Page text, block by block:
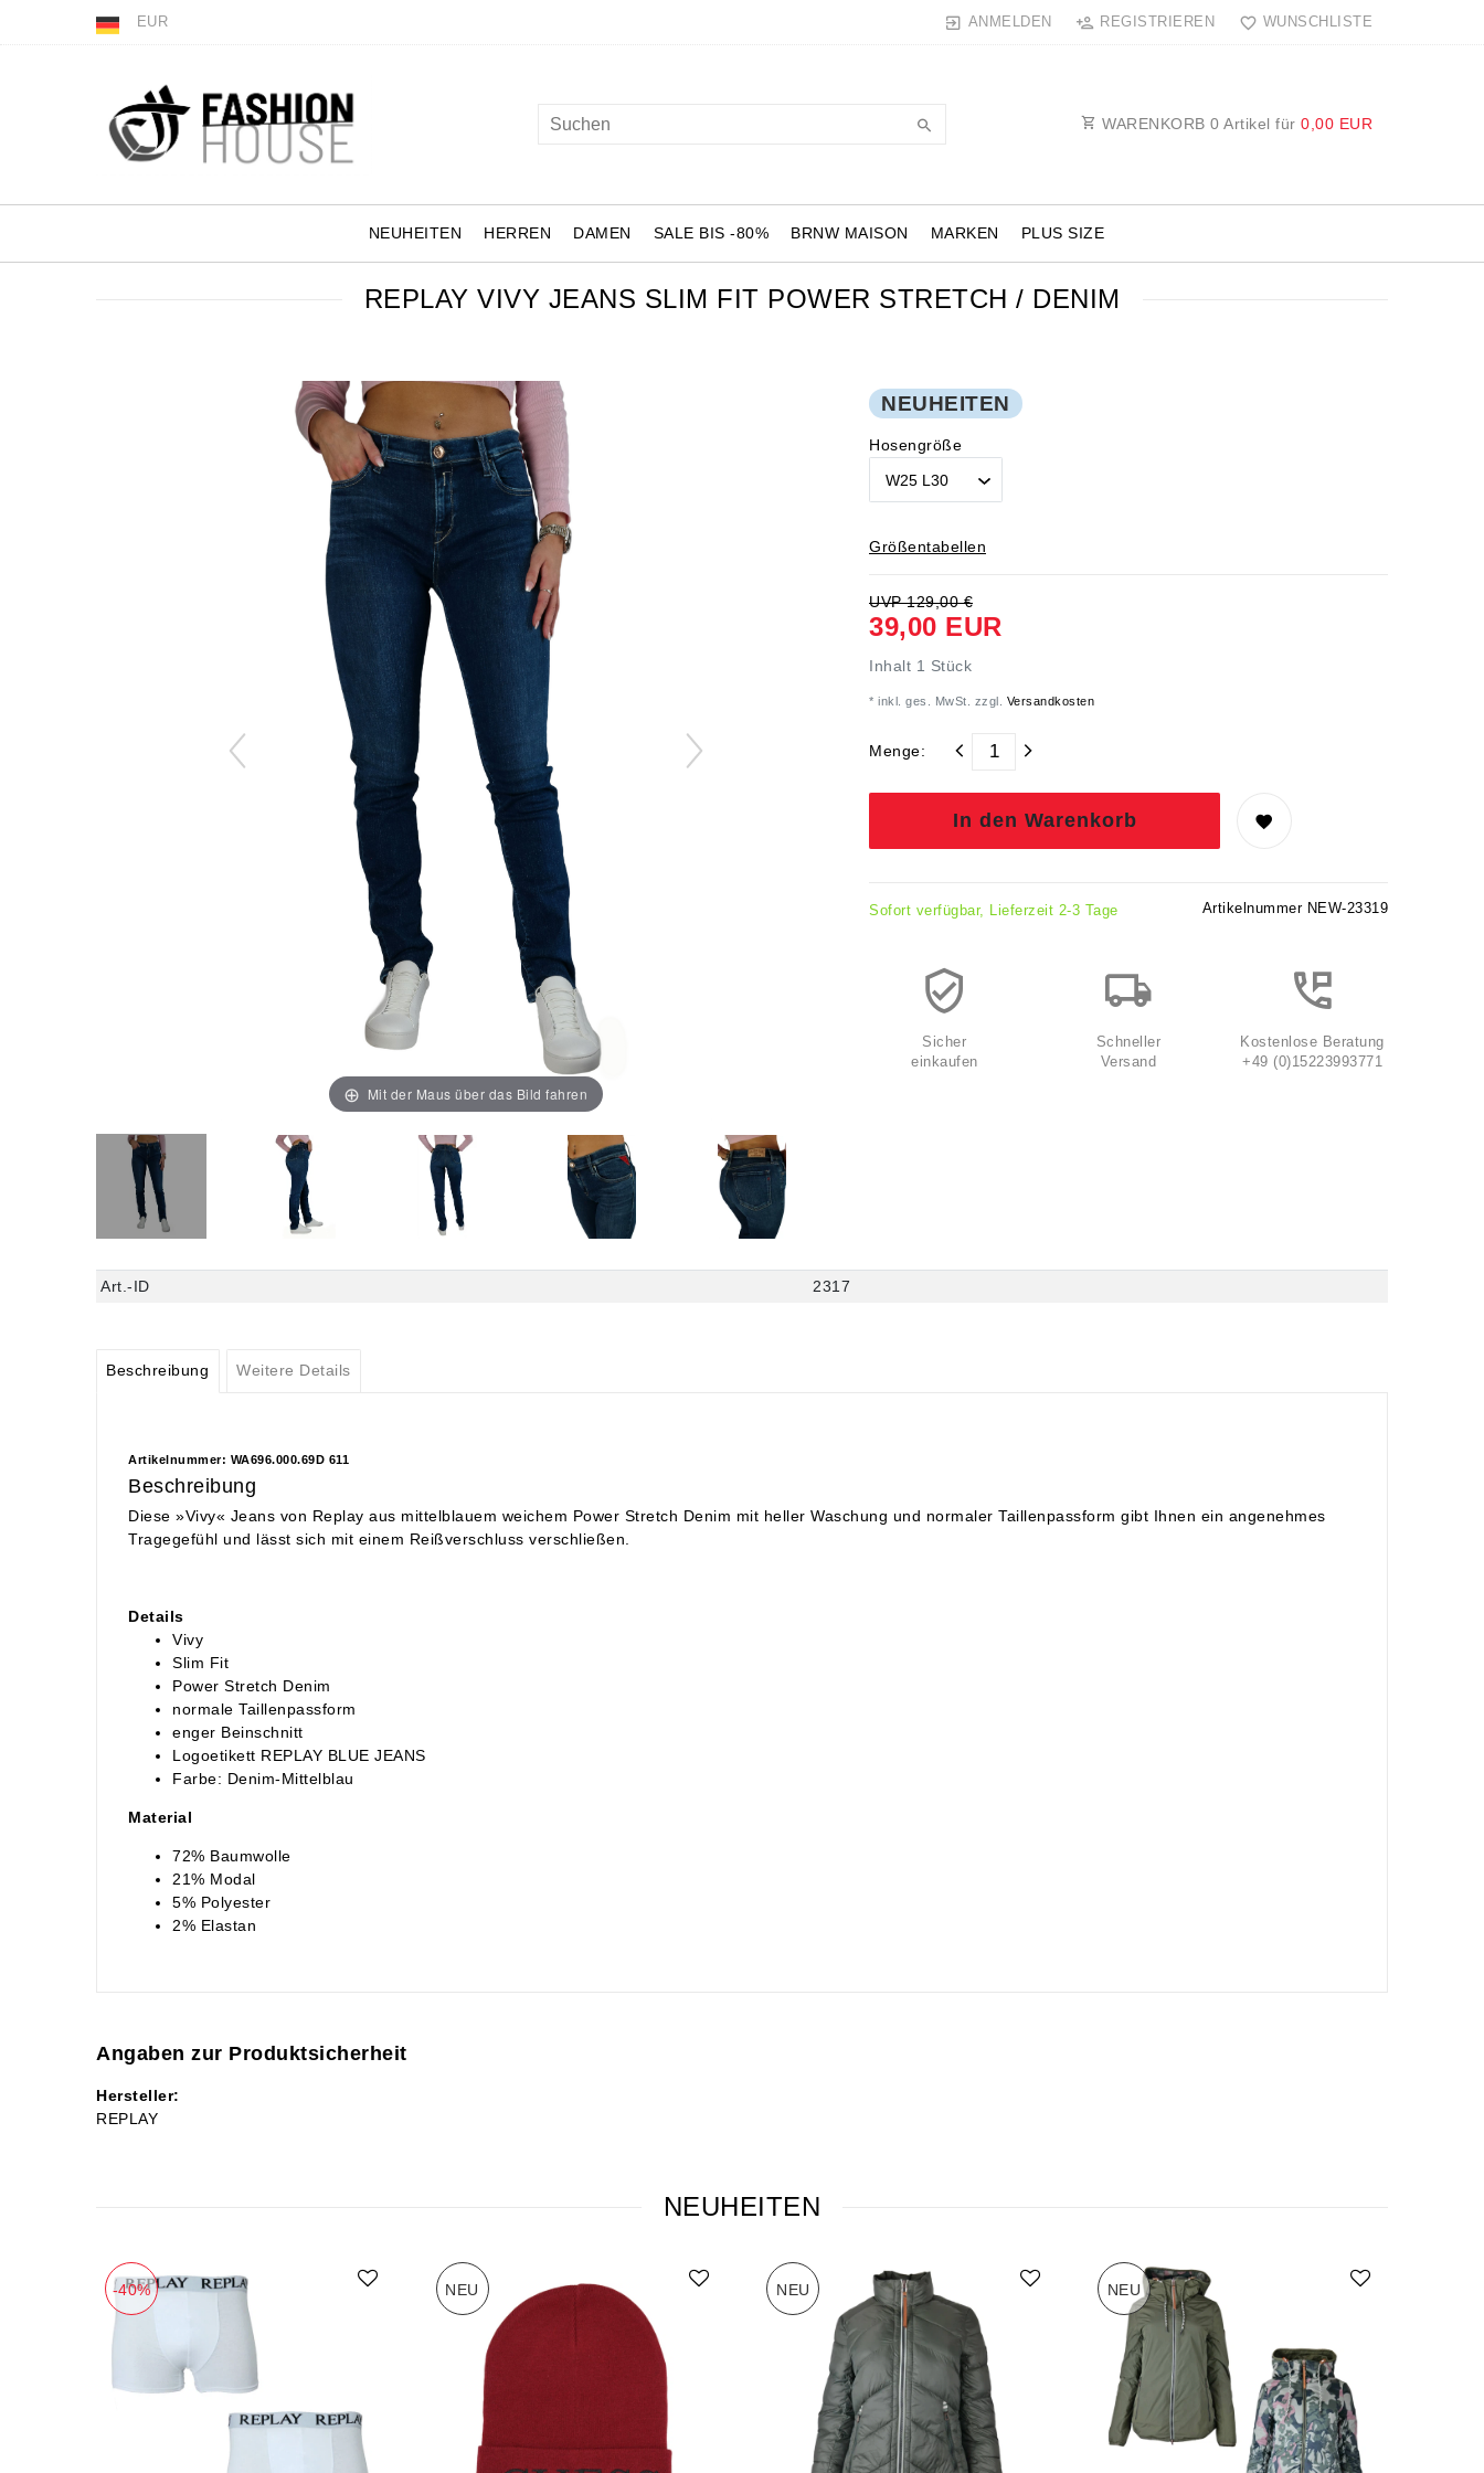
EUR ANMELDEN REGISTRIEREN WUNSCHLISTE
WARENKORB 0 Artikel für 0,00 EUR
NEUHEITEN HERREN DAMEN SALE BIS -80% BRNW MAISON MARKEN PLUS SIZE
REPLAY VIVY JEANS SLIM FIT POWER STRETCH / DENIM
Mit der Maus über das Bild fahren
NEUHEITEN
Hosengröße
Größentabellen
UVP 129,00 €
39,00 EUR
Inhalt 1 Stück
* inkl. ges. MwSt. zzgl. Versandkosten
Menge:
In den Warenkorb
Sofort verfügbar, Lieferzeit 2-3 Tage Artikelnummer NEW-23319
Sicher
einkaufen
Schneller
Versand
Kostenlose Beratung
+49 (0)15223993771
Art.-ID 2317
Beschreibung Weitere Details
Artikelnummer: WA696.000.69D 611
Beschreibung
Diese »Vivy« Jeans von Replay aus mittelblauem weichem Power Stretch Denim mit heller Waschung und normaler Taillenpassform gibt Ihnen ein angenehmes
Tragegefühl und lässt sich mit einem Reißverschluss verschließen.
Details
Vivy
Slim Fit
Power Stretch Denim
normale Taillenpassform
enger Beinschnitt
Logoetikett REPLAY BLUE JEANS
Farbe: Denim-Mittelblau
Material
72% Baumwolle
21% Modal
5% Polyester
2% Elastan
Angaben zur Produktsicherheit
Hersteller:
REPLAY
NEUHEITEN
-40% NEU NEU NEU